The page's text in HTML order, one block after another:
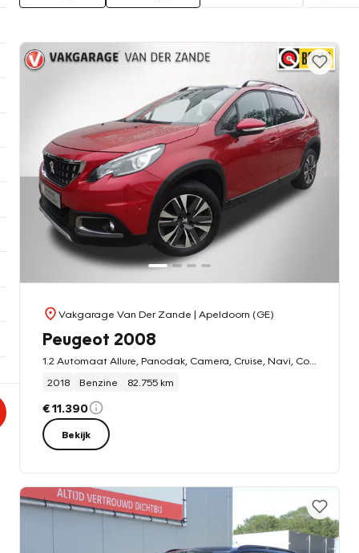
Vakgarage Van Der Zande | Apeldoorn (GE)
Peugeot 2008
2018
Benzine 82.755 km
€ 11.390
Bekijk